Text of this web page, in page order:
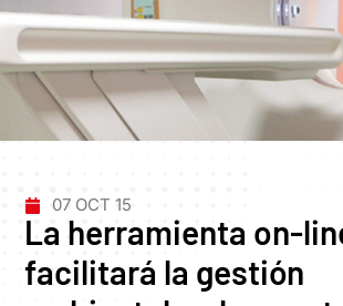
07 OCT 15
La herramienta on-
facilitará la gestión